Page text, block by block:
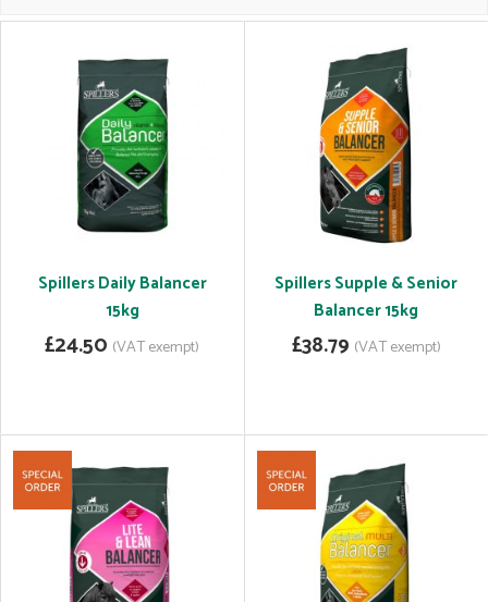
Spillers Daily Balancer
15kg
£24.50 (VAT exempt)
Spillers Supple & Senior
Balancer 15kg
£38.79 (VAT exempt)